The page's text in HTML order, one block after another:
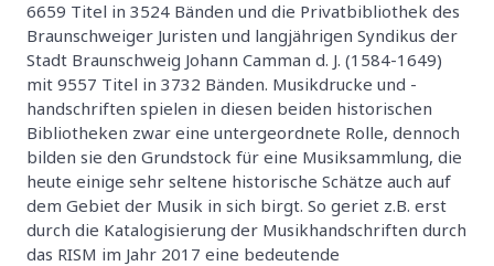
6659 Titel in 3524 Bänden und die Privatbibliothek des
Braunschweiger Juristen und langjährigen Syndikus der
Stadt Braunschweig Johann Camman d. J. (1584-1649)
mit 9557 Titel in 3732 Bänden. Musikdrucke und -
handschriften spielen in diesen beiden historischen
Bibliotheken zwar eine untergeordnete Rolle, dennoch
bilden sie den Grundstock für eine Musiksammlung, die
heute einige sehr seltene historische Schätze auch auf
dem Gebiet der Musik in sich birgt. So geriet z.B. erst
durch die Katalogisierung der Musikhandschriften durch
das RISM im Jahr 2017 eine bedeutende